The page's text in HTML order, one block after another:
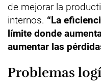
de mejorar la
internos. “La
límite donde
aumentar las
Problemas